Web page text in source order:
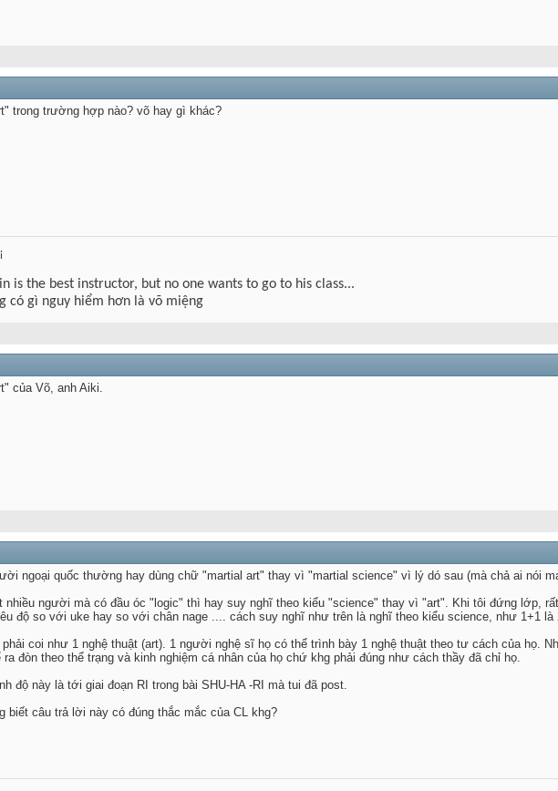
trong trường hợp nào? võ hay gì khác?
is the best instructor, but no one wants to go to his class...
có gì nguy hiểm hơn là võ miệng
của Võ, anh Aiki.
ngoại quốc thường hay dùng chữ "martial art" thay vì "martial science" vì lý dó sau (mà chả ai nói
nhiều người mà có đầu óc "logic" thì hay suy nghĩ theo kiểu "science" thay vì "art". Khi tôi đứng lớp,
độ so với uke hay so với chân nage .... cách suy nghĩ như trên là nghĩ theo kiểu science, như 1+1
phải coi như 1 nghệ thuật (art). 1 người nghệ sĩ họ có thể trình bày 1 nghệ thuật theo tư cách của họ.
ra đòn theo thể trạng và kinh nghiệm cá nhân của họ chứ khg phải đúng như cách thầy đã chỉ họ.
độ này là tới giai đoạn RI trong bài SHU-HA -RI mà tui đã post.
biết câu trả lời này có đúng thắc mắc của CL khg?